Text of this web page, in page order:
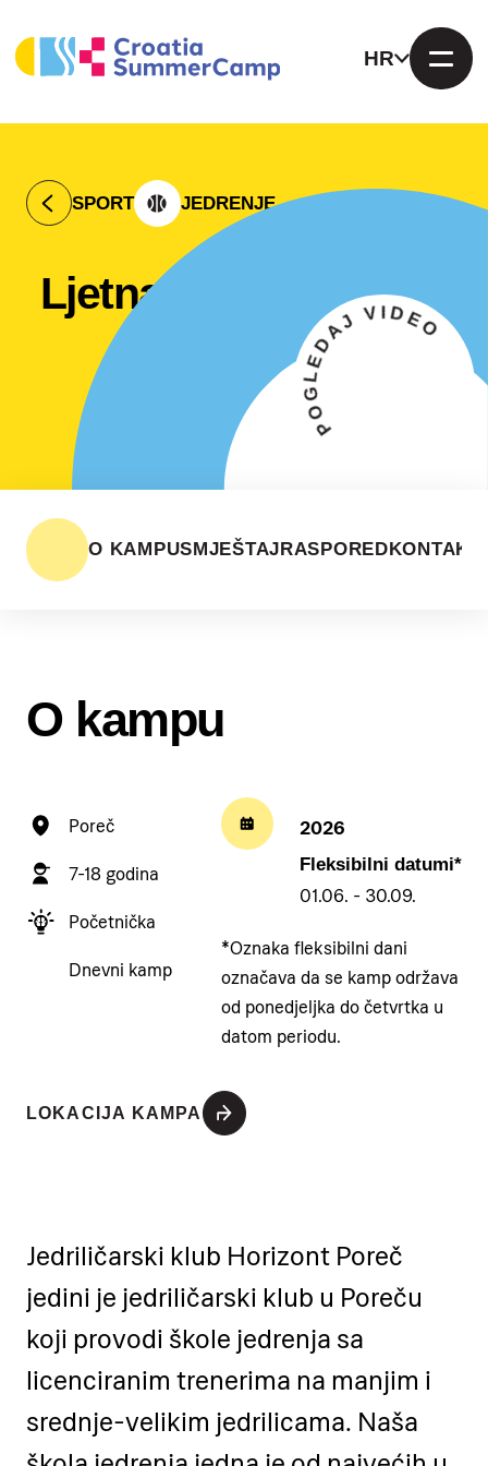
HR
SPORT JEDRENJE
Ljetna škola jedrenja
POGLEDAJ VIDEO
O KAMPUSMJEŠTAJ RASPORED KONTAKT
O kampu
Poreč
7-18 godina
Početnička
Dnevni kamp
LOKACIJA KAMPA
2026
Fleksibilni datumi*
01.06. - 30.09.
*Oznaka fleksibilni dani
označava da se kamp održava
od ponedjeljka do četvrtka u
datom periodu.
Jedriličarski klub Horizont Poreč
jedini je jedriličarski klub u Poreču
koji provodi škole jedrenja sa
licenciranim trenerima na manjim i
srednje-velikim jedrilicama. Naša